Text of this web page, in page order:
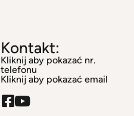
Kontakt:
Kliknij aby pokazać nr.
telefonu
Kliknij aby pokazać email